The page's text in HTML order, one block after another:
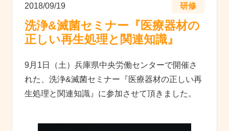
研修
2018/09/19
洗浄&滅菌セミナー『医療器材の
正しい再生処理と関連知識』
9月1日（土）兵庫県中央労働センターで開催さ
れた、洗浄&滅菌セミナー『医療器材の正しい再
生処理と関連知識』に参加させて頂きました。